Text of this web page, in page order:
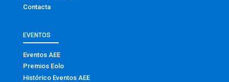
Contacta
EVENTOS
Eventos AEE
Premios Eolo
Histórico Eventos AEE